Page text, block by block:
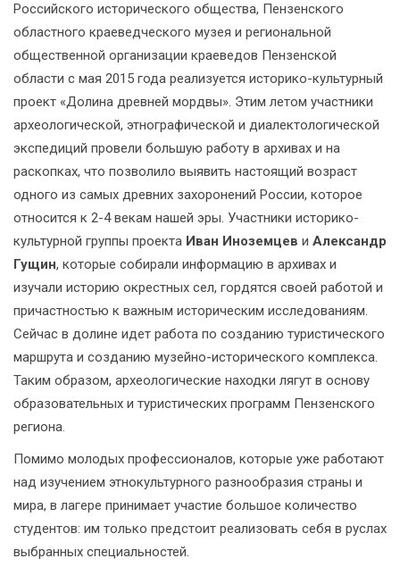
Российского исторического общества, Пензенского
областного краеведческого музея и региональной
общественной организации краеведов Пензенской
области с мая 2015 года реализуется историко-культурный
проект «Долина древней мордвы». Этим летом участники
археологической, этнографической и диалектологической
экспедиций провели большую работу в архивах и на
раскопках, что позволило выявить настоящий возраст
одного из самых древних захоронений России, которое
относится к 2-4 векам нашей эры. Участники историко-
культурной группы проекта Иван Иноземцев и Александр
Гущин, которые собирали информацию в архивах и
изучали историю окрестных сел, гордятся своей работой и
причастностью к важным историческим исследованиям.
Сейчас в долине идет работа по созданию туристического
маршрута и созданию музейно-исторического комплекса.
Таким образом, археологические находки лягут в основу
образовательных и туристических программ Пензенского
региона.
Помимо молодых профессионалов, которые уже работают
над изучением этнокультурного разнообразия страны и
мира, в лагере принимает участие большое количество
студентов: им только предстоит реализовать себя в руслах
выбранных специальностей.